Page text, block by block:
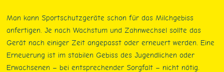
Man kann Sportschutzgeräte schon für das Milchgebiss
anfertigen. Je nach Wachstum und Zahnwechsel sollte das
Gerät nach einiger Zeit angepasst oder erneuert werden. Eine
Erneuerung ist im stabilen Gebiss des Jugendlichen oder
Erwachsenen – bei entsprechender Sorgfalt – nicht nötig.